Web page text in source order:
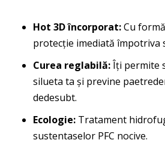
Hot 3D încorporat:Cu
protecție imediată împotriva
Curea reglabilă:Îți permite
silueta ta și previne
dedesubt.
Ecologie: Tratament
sustentaselor PFC nocive.